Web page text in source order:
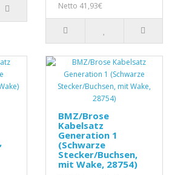
Netto 41,93€
BMZ/Brose
Kabelsatz
Generation 1
(Schwarze
Stecker/Buchsen,
mit Wake, 28754)